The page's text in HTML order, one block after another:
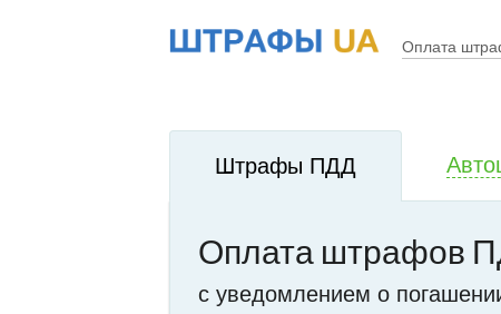
Оплата
Штрафы ПДД
Оплата штрафов
c уведомлением о